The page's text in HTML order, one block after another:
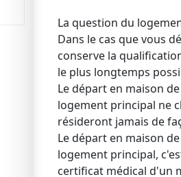
La question du
Dans le cas que vous
conserve la
le plus longtemps
Le départ en maison
logement principal ne
résideront jamais de
Le départ en maison
logement principal,
certificat médical d'un